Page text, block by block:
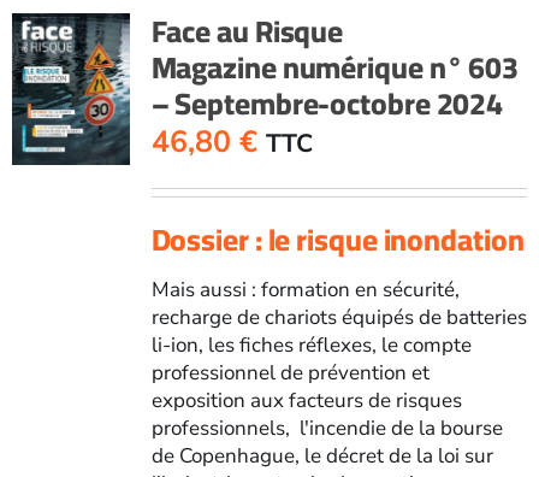
Face au Risque
Magazine numérique n° 603
– Septembre-octobre 2024
46,80 € TTC
Dossier : le risque inondation
Mais aussi : formation en sécurité,
recharge de chariots équipés de batteries
li-ion, les fiches réflexes, le compte
professionnel de prévention et
exposition aux facteurs de risques
professionnels, l'incendie de la bourse
de Copenhague, le décret de la loi sur